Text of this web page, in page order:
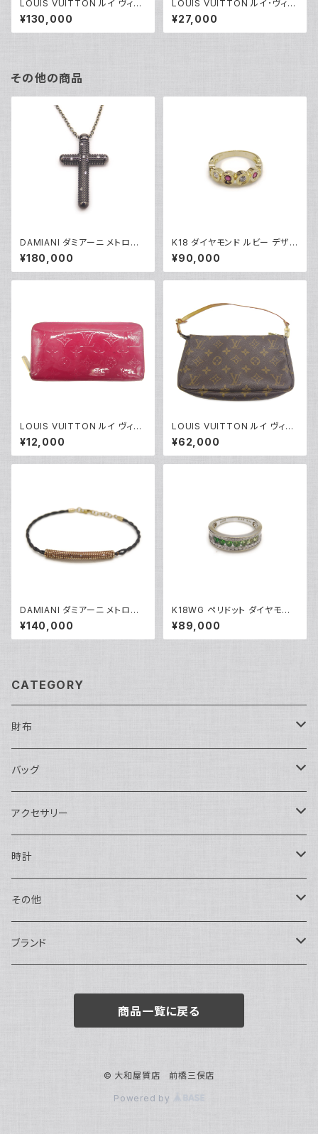
LOUIS VUITTON ルイ ヴィト
ン ジッピー・ウォレット モノグラ
ム アンプラント 長財布 トゥルト
レールクレーム M69794 Y04
¥130,000
LOUIS VUITTON ルイ･ヴィト
ン オーガナイザードゥポッシュ
モノグラム カードケース M6117
1 Y04465
¥27,000
その他の商品
DAMIANI ダミアーニ メトロポ
リタンドリーム 6Pダイヤモンド
ネックレス K18WG 18金 アズ
キチェーン Y05255
¥180,000
K18 ダイヤモンド ルビー デザイ
ンリング 18金 指輪 8号 Y0491
8
¥90,000
LOUIS VUITTON ルイ ヴィト
ン ジッピー・ウォレット モノグラ
ム ヴェルニ ローズアンディアン
長財布 M90075 Y05071
¥12,000
LOUIS VUITTON ルイ ヴィト
ン ポシェット アクセソワール ポ
ーチ モノグラム M51980 Y052
27
¥62,000
DAMIANI ダミアーニ メトロポ
リタンドリーム 6Pダイヤ ブレス
レット 18金 ピンクゴールド Y0
5086
¥140,000
K18WG ペリドット ダイヤモンド
デザインリング 18金 ホワイトゴ
ールド 指輪 12号 Y05244
¥89,000
CATEGORY
財布
長財布
二つ折り
バッグ
ショルダーバッグ・ボディバッグ
ハンドバッグ・ポーチ
トートバッグ
バックパック・リュックサック
ボストンバッグ
アクセサリー
ネックレス
指輪
ピアス・イヤリング
チャーム・キーホルダー
時計
アナログ・機械式
アナログ・クォーツ
その他
ペン・万年筆
ブランド
BOTTEGA VENETA
商品一覧に戻る
© 大和屋質店 前橋三俣店
Powered by